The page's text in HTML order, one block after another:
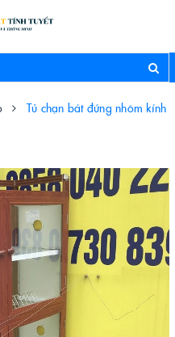
Tủ chạn bát đứng nhôm kính